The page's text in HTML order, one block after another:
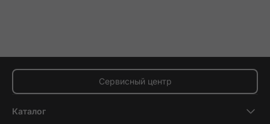
Сервисный центр
Каталог